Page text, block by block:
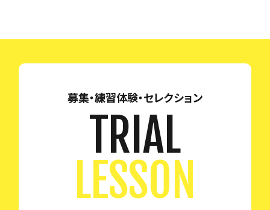
募集・練習体験・セレクション
TRIAL
LESSON